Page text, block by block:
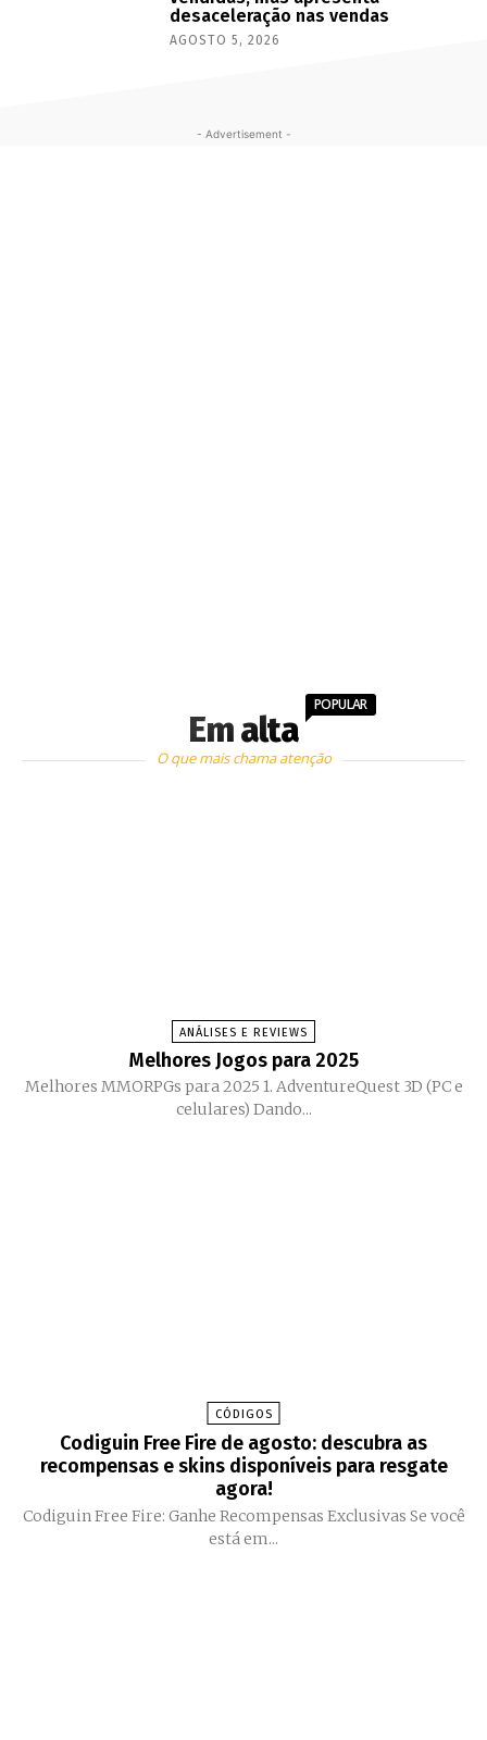
desaceleração nas vendas
AGOSTO 5, 2026
- Advertisement -
Em alta
POPULAR
O que mais chama atenção
ANÁLISES E REVIEWS
Melhores Jogos para 2025
Melhores MMORPGs para 2025 1. AdventureQuest 3D (PC e
celulares) Dando...
CÓDIGOS
Codiguin Free Fire de agosto: descubra as
recompensas e skins disponíveis para resgate
agora!
Codiguin Free Fire: Ganhe Recompensas Exclusivas Se você
está em...